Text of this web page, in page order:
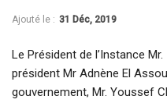
Ajouté le : 31 Déc, 2019
Le Président de l’Instance
président Mr Adnène El
gouvernement, Mr. Youssef